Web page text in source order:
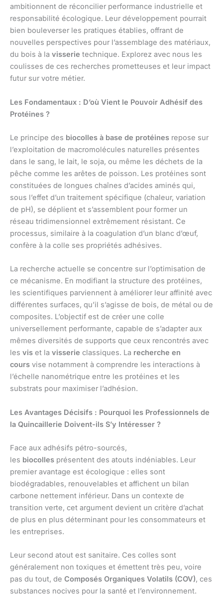
ambitionnent de réconcilier performance industrielle et
responsabilité écologique. Leur développement pourrait
bien bouleverser les pratiques établies, offrant de
nouvelles perspectives pour l’assemblage des matériaux,
du bois à la visserie technique. Explorez avec nous les
coulisses de ces recherches prometteuses et leur impact
futur sur votre métier.
Les Fondamentaux : D’où Vient le Pouvoir Adhésif des
Protéines ?
Le principe des biocolles à base de protéines repose sur
l’exploitation de macromolécules naturelles présentes
dans le sang, le lait, le soja, ou même les déchets de la
pêche comme les arêtes de poisson. Les protéines sont
constituées de longues chaînes d’acides aminés qui,
sous l’effet d’un traitement spécifique (chaleur, variation
de pH), se déplient et s’assemblent pour former un
réseau tridimensionnel extrêmement résistant. Ce
processus, similaire à la coagulation d’un blanc d’œuf,
confère à la colle ses propriétés adhésives.
La recherche actuelle se concentre sur l’optimisation de
ce mécanisme. En modifiant la structure des protéines,
les scientifiques parviennent à améliorer leur affinité avec
différentes surfaces, qu’il s’agisse de bois, de métal ou de
composites. L’objectif est de créer une colle
universellement performante, capable de s’adapter aux
mêmes diversités de supports que ceux rencontrés avec
les vis et la visserie classiques. La recherche en
cours vise notamment à comprendre les interactions à
l’échelle nanométrique entre les protéines et les
substrats pour maximiser l’adhésion.
Les Avantages Décisifs : Pourquoi les Professionnels de
la Quincaillerie Doivent-ils S’y Intéresser ?
Face aux adhésifs pétro-sourcés,
les biocolles présentent des atouts indéniables. Leur
premier avantage est écologique : elles sont
biodégradables, renouvelables et affichent un bilan
carbone nettement inférieur. Dans un contexte de
transition verte, cet argument devient un critère d’achat
de plus en plus déterminant pour les consommateurs et
les entreprises.
Leur second atout est sanitaire. Ces colles sont
généralement non toxiques et émettent très peu, voire
pas du tout, de Composés Organiques Volatils (COV), ces
substances nocives pour la santé et l’environnement.